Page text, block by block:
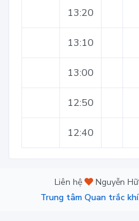
13:20
13:10
13:00
12:50
12:40
Liên hệ Nguyễn
Trung tâm Quan trắc